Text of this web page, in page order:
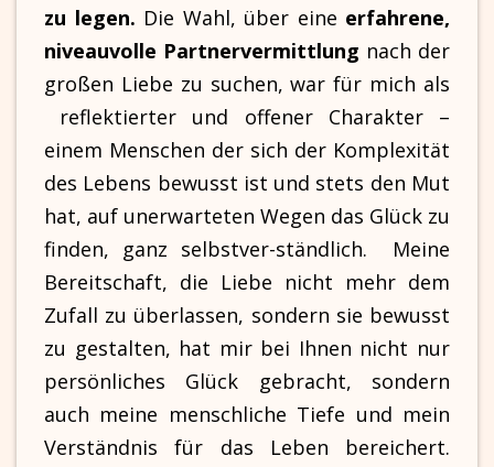
zu legen. Die Wahl, über eine erfahrene,
niveauvolle Partnervermittlung nach der
großen Liebe zu suchen, war für mich als
reflektierter und offener Charakter –
einem Menschen der sich der Komplexität
des Lebens bewusst ist und stets den Mut
hat, auf unerwarteten Wegen das Glück zu
finden, ganz selbstver-ständlich. Meine
Bereitschaft, die Liebe nicht mehr dem
Zufall zu überlassen, sondern sie bewusst
zu gestalten, hat mir bei Ihnen nicht nur
persönliches Glück gebracht, sondern
auch meine menschliche Tiefe und mein
Verständnis für das Leben bereichert.